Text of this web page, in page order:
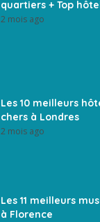
quartiers + Top
2 mois ago
Les 10 meilleurs
chers à Londres
2 mois ago
Les 11 meilleurs
à Florence